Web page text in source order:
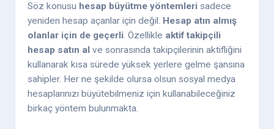
Söz konusu hesap büyütme yöntemleri sadece
yeniden hesap açanlar için değil. Hesap atın almış
olanlar için de geçerli. Özellikle aktif takipçili
hesap satın al ve sonrasında takipçilerinin aktifliğini
kullanarak kısa sürede yüksek yerlere gelme şansına
sahipler. Her ne şekilde olursa olsun sosyal medya
hesaplarınızı büyütebilmeniz için kullanabileceğiniz
birkaç yöntem bulunmakta.